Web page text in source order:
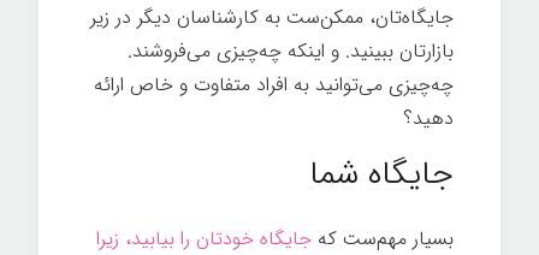
جایگاه‌تان، ممکن‌ست به کارشناسان دیگر در زیر
بازارتان ببینید. و اینکه چه‌چیزی می‌فروشند.
چه‌چیزی می‌توانید به افراد متفاوت و خاص ارائه
دهید؟
جایگاه شما
بسیار مهم‌ست که جایگاه خودتان را بیابید، زیرا